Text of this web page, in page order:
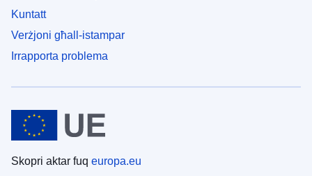
Kuntatt
Verżjoni għall-istampar
Irrapporta problema
Skopri aktar fuq europa.eu